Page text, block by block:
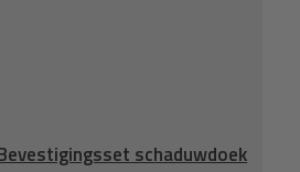
schaduwdoek